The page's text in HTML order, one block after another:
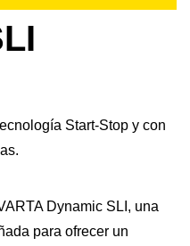
Start-Stop y con
Dynamic SLI, una
para ofrecer un